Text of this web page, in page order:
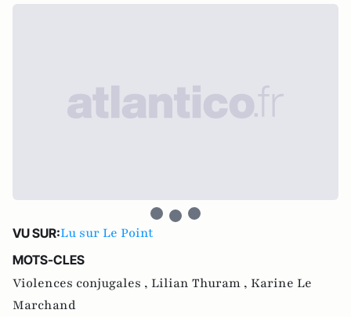
VU SUR:Lu sur Le Point
MOTS-CLES
Violences conjugales , Lilian Thuram , Karine Le
Marchand